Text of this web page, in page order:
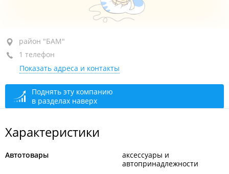
район "БАМ", ул. Днепровская, 92 кор. 3
+7 914 707-32-31
сегодня закрыто
район "БАМ"
1 телефон
Показать адреса и контакты
Поднять эту компанию
в разделах наверх
Характеристики
Автотовары
аксессуары и
автопринадлежности